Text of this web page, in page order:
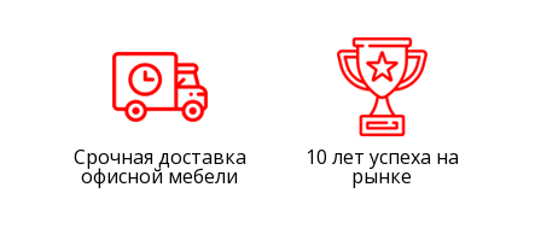
Срочная доставка
офисной мебели
10 лет успеха на
рынке